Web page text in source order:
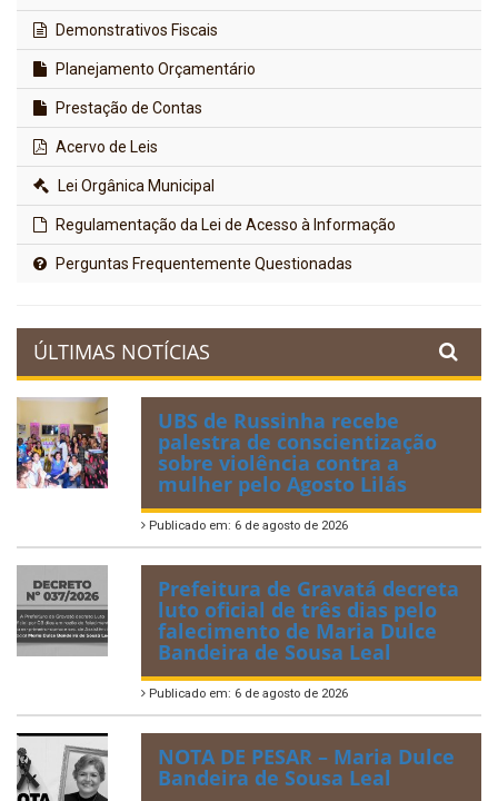
Demonstrativos Fiscais
Planejamento Orçamentário
Prestação de Contas
Acervo de Leis
Lei Orgânica Municipal
Regulamentação da Lei de Acesso à Informação
Perguntas Frequentemente Questionadas
ÚLTIMAS NOTÍCIAS
UBS de Russinha recebe
palestra de conscientização
sobre violência contra a
mulher pelo Agosto Lilás
Publicado em: 6 de agosto de 2026
Prefeitura de Gravatá decreta
luto oficial de três dias pelo
falecimento de Maria Dulce
Bandeira de Sousa Leal
Publicado em: 6 de agosto de 2026
NOTA DE PESAR – Maria Dulce
Bandeira de Sousa Leal